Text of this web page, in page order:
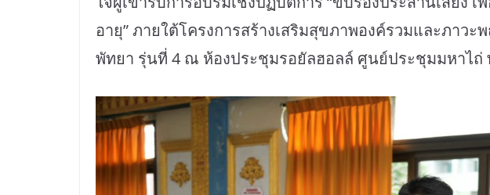
อายุ” ภายใต้โครงการสร้างเสริมสุขภาพองค์รวมและภาวะ
พัทยา รุ่นที่ 4 ณ ห้องประชุมรอยัลฮอลล์ ศูนย์ประชุมมหาไถ่